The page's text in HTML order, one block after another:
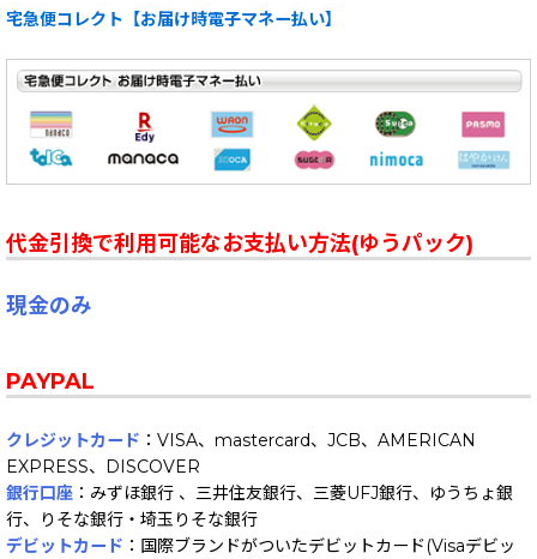
宅急便コレクト【お届け時電子マネー払い】
代金引換で利用可能なお支払い方法(ゆうパック)
現金のみ
PAYPAL
クレジットカード ：VISA、mastercard、JCB、AMERICAN
EXPRESS、DISCOVER
銀行口座 ：みずほ銀行 、三井住友銀行、三菱UFJ銀行、ゆうちょ銀
行、りそな銀行・埼玉りそな銀行
デビットカード ：国際ブランドがついたデビットカード(Visaデビッ